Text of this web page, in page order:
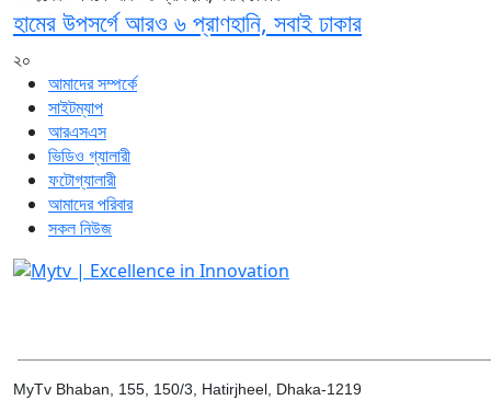
হামের উপসর্গে আরও ৬ প্রাণহানি, সবাই ঢাকার
২০
আমাদের সম্পর্কে
সাইটম্যাপ
আরএসএস
ভিডিও গ্যালারী
ফটোগ্যালারী
আমাদের পরিবার
সকল নিউজ
MyTv Bhaban, 155, 150/3, Hatirjheel, Dhaka-1219